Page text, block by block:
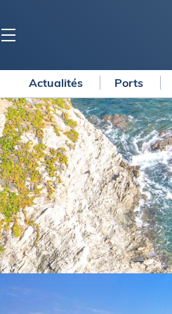
BLOC MARINE
Ports
Carnets de voyage
Dossiers de la rédaction
Collection Bloc Marine
Application Bloc Marine
Règlementation
BATEAUX
Actualités Ports